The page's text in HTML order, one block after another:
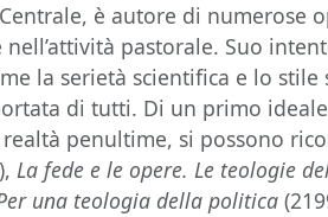
è autore di numerose
nell’attività pastorale. Suo
la serietà scientifica e lo stile
di tutti. Di un primo
penultime, si possono
La fede e le opere. Le teologie
una teologia della politica